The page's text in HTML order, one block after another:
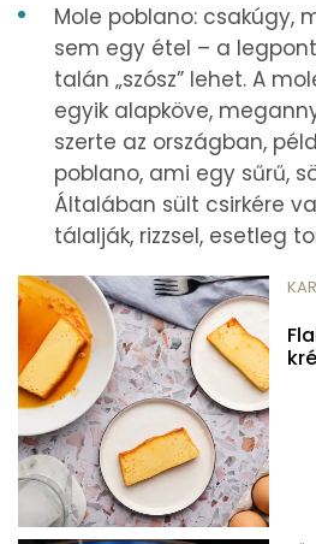
Mole poblano: csakúgy,
sem egy étel – a
talán „szósz” lehet. A
egyik alapköve,
szerte az országban,
poblano, ami egy sűrű,
Általában sült csirkére
tálalják, rizzsel, esetleg